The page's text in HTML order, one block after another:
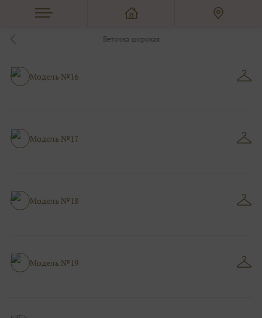
Веточка широкая
Модель №16
Модель №17
Модель №18
Модель №19